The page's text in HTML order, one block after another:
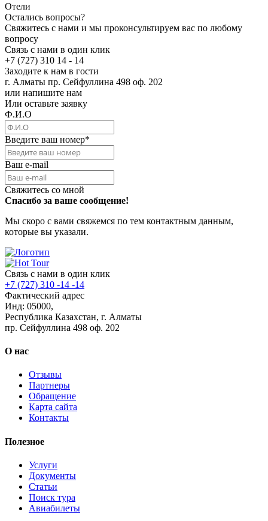
Отели
Остались вопросы?
Свяжитесь с нами и мы проконсультируем вас по любому
вопросу
Связь с нами в один клик
+7 (727) 310 14 - 14
Заходите к нам в гости
г. Алматы пр. Сейфуллина 498 оф. 202
или напишите нам
Или оставьте заявку
Ф.И.О
Введите ваш номер*
Ваш e-mail
Свяжитесь со мной
Спасибо за ваше сообщение!
Мы скоро с вами свяжемся по тем контактным данным,
которые вы указали.
Связь с нами в один клик
+7 (727) 310 -14 -14
Фактический адрес
Инд: 05000,
Республика Казахстан, г. Алматы
пр. Сейфуллина 498 оф. 202
О нас
Отзывы
Партнеры
Обращение
Карта сайта
Контакты
Полезное
Услуги
Документы
Статьи
Поиск тура
Авиабилеты